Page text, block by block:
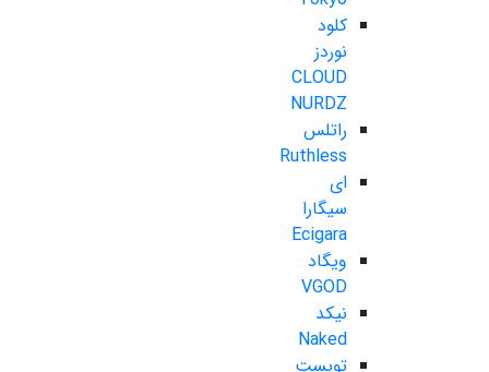
کلود
نوردز
CLOUD
NURDZ
راتلس
Ruthless
ای
سیگارا
Ecigara
ویگاد
VGOD
نیکد
Naked
تویست